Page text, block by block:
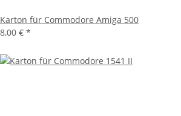
Karton für Commodore Amiga 500
8,00 € *